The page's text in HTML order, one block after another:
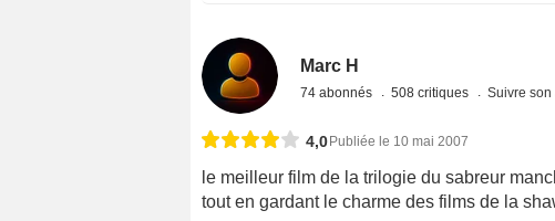
Marc H
74 abonnés 508 critiques Suivre son
4,0Publiée le 10 mai 2007
le meilleur film de la trilogie du sabreur
tout en gardant le charme des films de la